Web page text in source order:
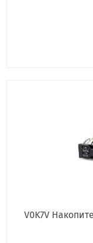
V0K7V